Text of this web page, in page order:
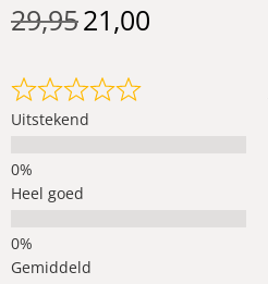
29,9521,00
Uitstekend
Heel goed
Gemiddeld